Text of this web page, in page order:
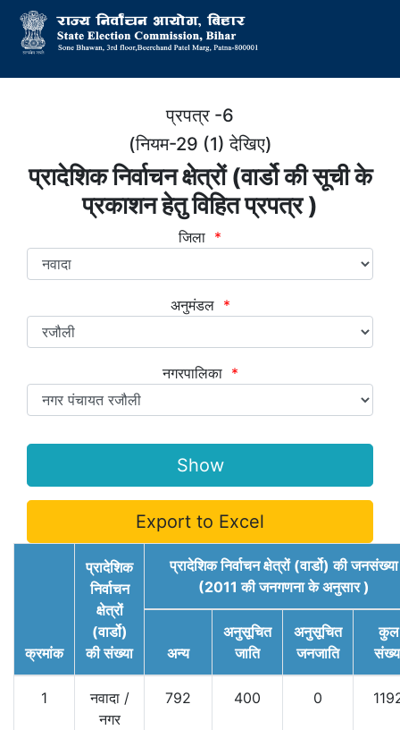
प्रपत्र -6
(नियम-29 (1) देखिए)
प्रादेशिक निर्वाचन क्षेत्रों (वार्डो की सूची के
प्रकाशन हेतु विहित प्रपत्र )
जिला *
अनुमंडल *
नगरपालिका *
Export to Excel
क्रमांक
प्रादेशिक
निर्वाचन
क्षेत्रों
(वार्डो)
की संख्या
प्रादेशिक निर्वाचन क्षेत्रों (वार्डो) की जनसंख्या
(2011 की जनगणना के अनुसार )
अन्य
अनुसूचित
जाति
अनुसूचित
जनजाति
कुल
1 नवादा/
नगर
792 400 0